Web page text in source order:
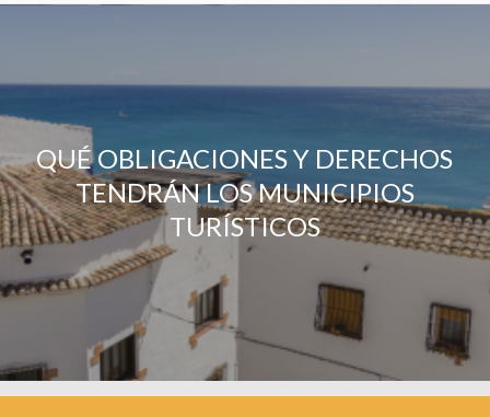
QUÉ OBLIGACIONES Y DERECHOS
TENDRÁN LOS MUNICIPIOS
TURÍSTICOS